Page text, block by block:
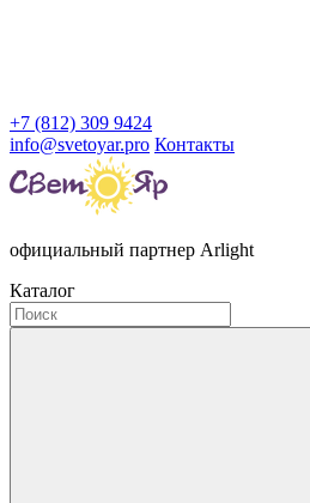
+7 (812) 309 9424
info@svetoyar.pro Контакты
официальный партнер Arlight
Каталог